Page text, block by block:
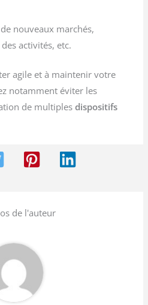
nouveaux marchés,
activités, etc.
agile et à maintenir votre
notamment éviter les
de multiplesdispositifs
de l'auteur